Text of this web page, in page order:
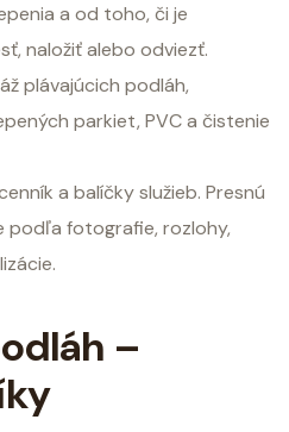
a od toho, či je
naložiť alebo odviezť.
plávajúcich podláh,
parkiet, PVC a čistenie
a balíčky služieb. Presnú
podľa fotografie, rozlohy,
–